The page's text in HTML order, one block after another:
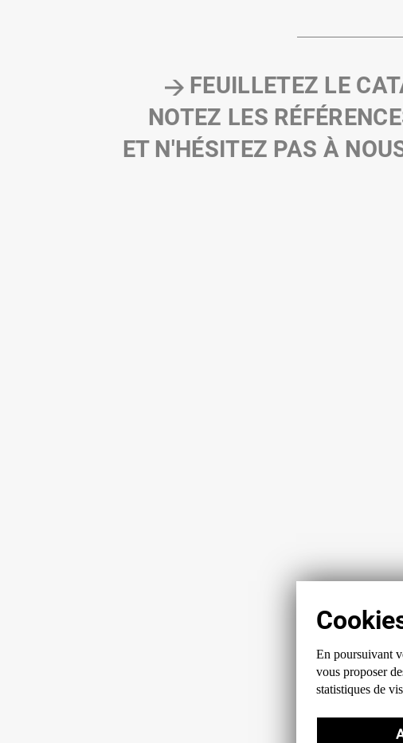
FEUILLETEZ LE
NOTEZ LES
ET N'HÉSITEZ PAS À
En poursuivant
vous proposer
statistiques de